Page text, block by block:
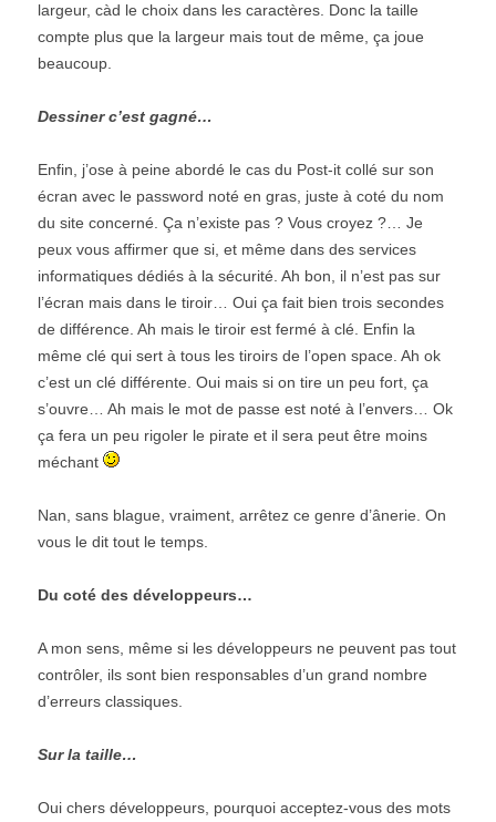
largeur, càd le choix dans les caractères. Donc la taille
compte plus que la largeur mais tout de même, ça joue
beaucoup.
Dessiner c’est gagné…
Enfin, j’ose à peine abordé le cas du Post-it collé sur son
écran avec le password noté en gras, juste à coté du nom
du site concerné. Ça n’existe pas ? Vous croyez ?… Je
peux vous affirmer que si, et même dans des services
informatiques dédiés à la sécurité. Ah bon, il n’est pas sur
l’écran mais dans le tiroir… Oui ça fait bien trois secondes
de différence. Ah mais le tiroir est fermé à clé. Enfin la
même clé qui sert à tous les tiroirs de l’open space. Ah ok
c’est un clé différente. Oui mais si on tire un peu fort, ça
s’ouvre… Ah mais le mot de passe est noté à l’envers… Ok
ça fera un peu rigoler le pirate et il sera peut être moins
méchant
Nan, sans blague, vraiment, arrêtez ce genre d’ânerie. On
vous le dit tout le temps.
Du coté des développeurs…
A mon sens, même si les développeurs ne peuvent pas tout
contrôler, ils sont bien responsables d’un grand nombre
d’erreurs classiques.
Sur la taille…
Oui chers développeurs, pourquoi acceptez-vous des mots